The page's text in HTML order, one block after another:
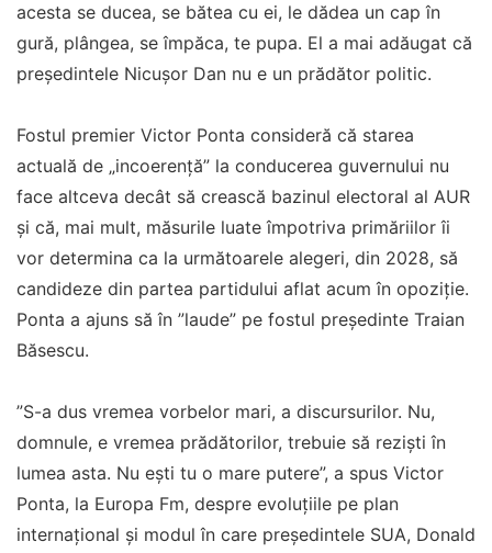
acesta se ducea, se bătea cu ei, le dădea un cap în
gură, plângea, se împăca, te pupa. El a mai adăugat că
președintele Nicușor Dan nu e un prădător politic.
Fostul premier Victor Ponta consideră că starea
actuală de „incoerență” la conducerea guvernului nu
face altceva decât să crească bazinul electoral al AUR
și că, mai mult, măsurile luate împotriva primăriilor îi
vor determina ca la următoarele alegeri, din 2028, să
candideze din partea partidului aflat acum în opoziție.
Ponta a ajuns să în ”laude” pe fostul președinte Traian
Băsescu.
”S-a dus vremea vorbelor mari, a discursurilor. Nu,
domnule, e vremea prădătorilor, trebuie să reziști în
lumea asta. Nu ești tu o mare putere”, a spus Victor
Ponta, la Europa Fm, despre evoluțiile pe plan
internațional și modul în care președintele SUA, Donald